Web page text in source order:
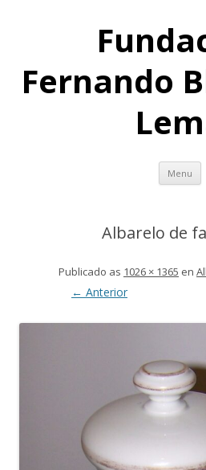
Fernando
Menu
Albarelo de
Publicado as 1026 × 1365 en
← Anterior